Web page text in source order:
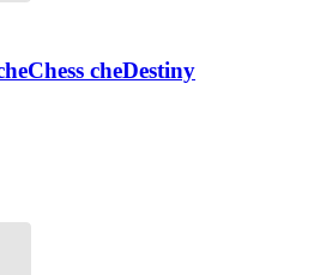
cheDestiny